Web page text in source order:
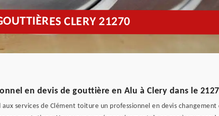
CLERY 21270
en devis de gouttière en Alu à Clery dans le
services de Clément toiture un professionnel en devis